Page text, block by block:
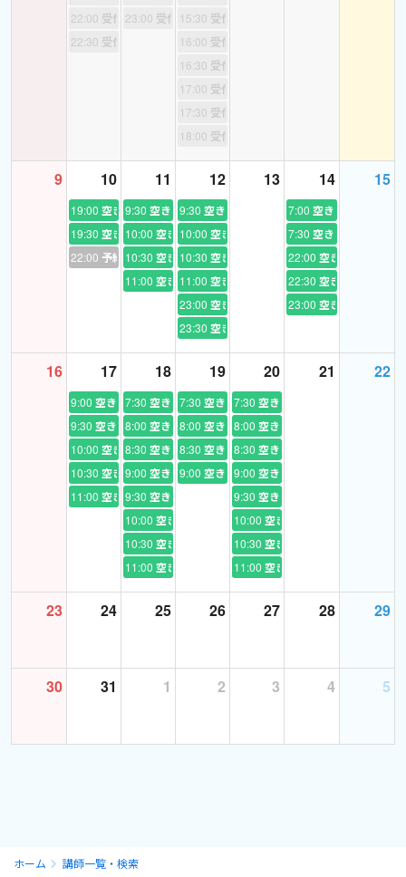
んでレッスンをすることで定評を得てきました！
『次回の英検こそは合格するぞ！』『英検合格に向けて勉強した
いけれどどう勉強して良いかわからない』という生徒様はぜひ一
私と一緒に最適の学習プランで合格を掴み取りましょう♪ 全力で
サポートさせて頂きます♪ （*準１級の生徒様が一番多くいらっ
幼い時に母が入れてくれた英語塾がきっかけで英語に興味・関心
を持つようになり、英語学習歴は20年以上となりました。
これまで学習する中では「①上達を実感できず伸び悩んだとき
②結果が出ずもう辞めようと思ったとき
③新しい単語に出
会い、新しい知識を習得しそれを実際の会話の場で使えて嬉しく
」様々ありました。
英語の面白さ・英語学習を継続する事の難しさは人一倍理解して
います。
これまで重い腰をあげて英会話(英語)を始めてみたものの、結局長
続きしなかった... そんな経験はありませんか。
今度は大丈夫！ 苦しいとき、悩んだ時にもそこには私がいます。
レッスンの都度、今後の上達プランや目標達成までの道のりを確
認し、ともに悩み、ともに成長を分かち合いましょう。
生徒さまを第一に考え、皆さんが思い描く『なりたい像の実現』
までしっかり全力でサポートします。
【Every class leads to the top here.】 ともに頑張りましょう。
私のおもな経歴は、《高校卒業→鉄道会社での勤務→英会話スク
師（アルバイト）→ホテル（フロントスタッフ）【現在】》で
を用いる機会が多くありました。後輩を含め駅で働く社員への英
22:00 受付終了
22:30 受付終了
23:00 受付終了
15:30 受付終了
16:00 受付終了
16:30 受付終了
17:00 受付終了
17:30 受付終了
18:00 受付終了
9 10
19:00 空き
19:30 空き
22:00 予約あり
11
9:30 空き
10:00 空き
10:30 空き
11:00 空き
12
9:30 空き
10:00 空き
10:30 空き
11:00 空き
23:00 空き
23:30 空き
13 14
7:00 空き
7:30 空き
22:00 空き
22:30 空き
23:00 空き
15
16 17
9:00 空き
9:30 空き
10:00 空き
10:30 空き
11:00 空き
18
7:30 空き
8:00 空き
8:30 空き
9:00 空き
9:30 空き
10:00 空き
10:30 空き
11:00 空き
19
7:30 空き
8:00 空き
8:30 空き
9:00 空き
20
7:30 空き
8:00 空き
8:30 空き
9:00 空き
9:30 空き
10:00 空き
10:30 空き
11:00 空き
21 22
23 24 25 26 27 28 29
30 31 1 2 3 4 5
ホーム 講師一覧・検索